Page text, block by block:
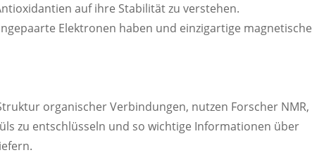
auf ihre Stabilität zu verstehen.
Elektronen haben und einzigartige magnetische
organischer Verbindungen, nutzen Forscher NMR,
zu entschlüsseln und so wichtige Informationen über